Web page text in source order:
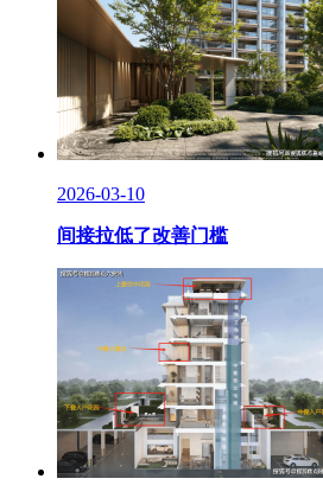
2026-03-10
间接拉低了改善门槛